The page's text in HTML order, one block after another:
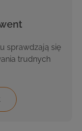
sprawdzają się
trudnych